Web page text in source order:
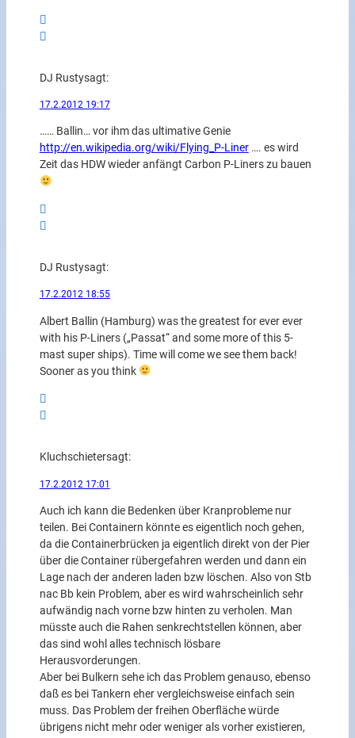
DJ Rustysagt:
17.2.2012 19:17
…… Ballin… vor ihm das ultimative Genie
http://en.wikipedia.org/wiki/Flying_P-Liner…. es wird
Zeit das HDW wieder anfängt Carbon P-Liners zu bauen
DJ Rustysagt:
17.2.2012 18:55
Albert Ballin (Hamburg) was the greatest for ever ever
with his P-Liners („Passat“ and some more of this 5-
mast super ships). Time will come we see them back!
Sooner as you think
Kluchschietersagt:
17.2.2012 17:01
Auch ich kann die Bedenken über Kranprobleme nur
teilen. Bei Containern könnte es eigentlich noch gehen,
da die Containerbrücken ja eigentlich direkt von der Pier
über die Container rübergefahren werden und dann ein
Lage nach der anderen laden bzw löschen. Also von Stb
nac Bb kein Problem, aber es wird wahrscheinlich sehr
aufwändig nach vorne bzw hinten zu verholen. Man
müsste auch die Rahen senkrechtstellen können, aber
das sind wohl alles technisch lösbare
Herausvorderungen.
Aber bei Bulkern sehe ich das Problem genauso, ebenso
daß es bei Tankern eher vergleichsweise einfach sein
muss. Das Problem der freihen Oberfläche würde
übrigens nicht mehr oder weniger als vorher existieren,